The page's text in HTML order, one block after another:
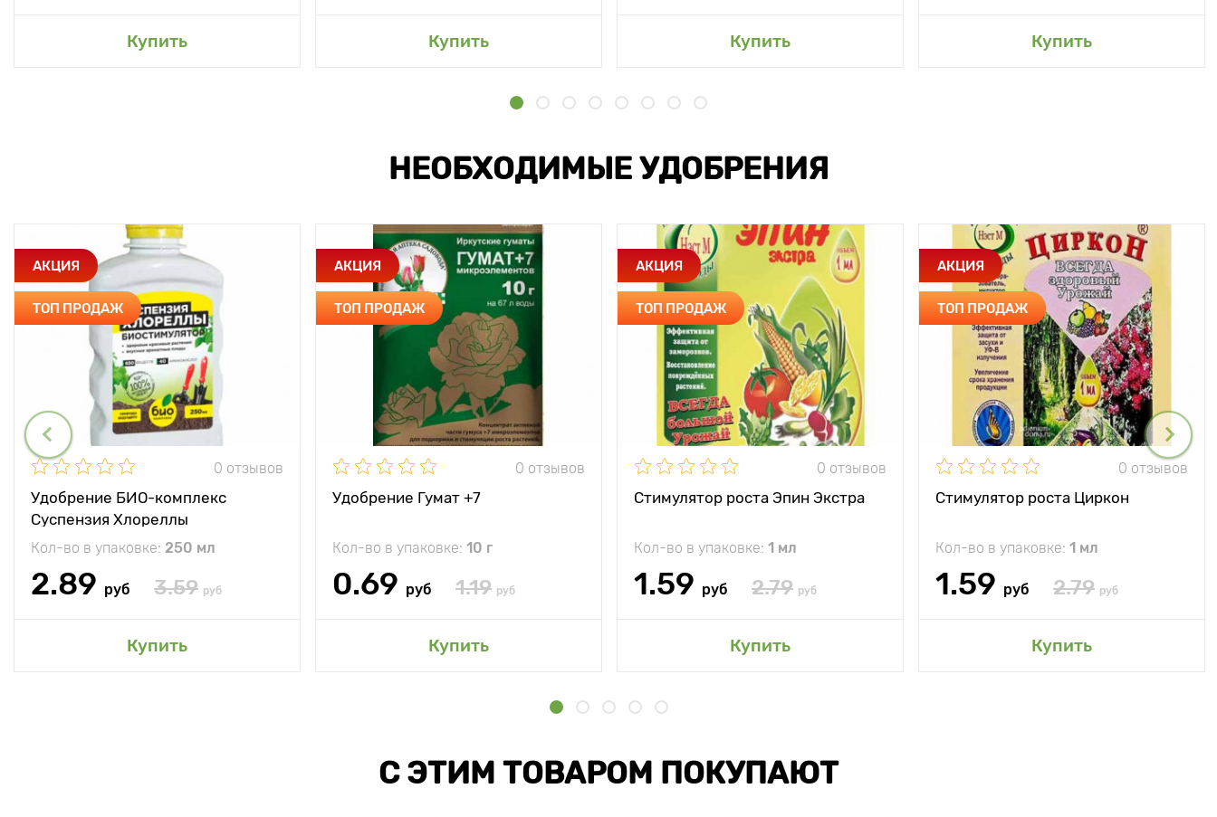
Купить Купить Купить Купить
НЕОБХОДИМЫЕ УДОБРЕНИЯ
АКЦИЯ
ТОП ПРОДАЖ
0 отзывов
Удобрение БИО-комплекс
Суспензия Хлореллы
Кол-во в упаковке: 250 мл
2.89 руб 3.59 руб
Купить
АКЦИЯ
ТОП ПРОДАЖ
0 отзывов
Удобрение Гумат +7
Кол-во в упаковке: 10 г
0.69 руб 1.19 руб
Купить
АКЦИЯ
ТОП ПРОДАЖ
0 отзывов
Стимулятор роста Эпин Экстра
Кол-во в упаковке: 1 мл
1.59 руб 2.79 руб
Купить
АКЦИЯ
ТОП ПРОДАЖ
0 отзывов
Стимулятор роста Циркон
Кол-во в упаковке: 1 мл
1.59 руб 2.79 руб
Купить
С ЭТИМ ТОВАРОМ ПОКУПАЮТ